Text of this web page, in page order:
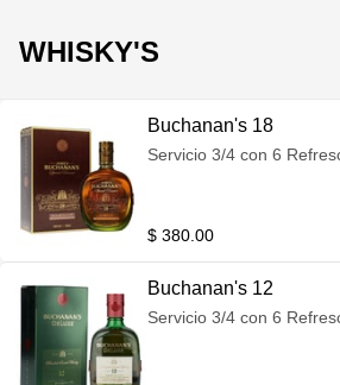
WHISKY'S
Buchanan's 18
Servicio 3/4 con 6
$ 380.00
Buchanan's 12
Servicio 3/4 con 6